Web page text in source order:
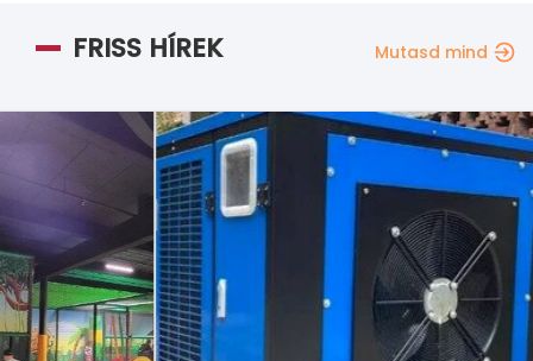
FRISS HÍREK Mutasd mind